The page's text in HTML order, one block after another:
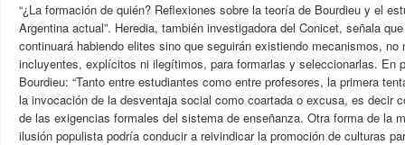
“¿La formación de quién? Reflexiones sobre la teoría de Bourdieu y el
Argentina actual”. Heredia, también investigadora del Conicet, señala
continuará habiendo elites sino que seguirán existiendo mecanismos, no
incluyentes, explícitos ni ilegítimos, para formarlas y seleccionarlas. En
Bourdieu: “Tanto entre estudiantes como entre profesores, la primera
la invocación de la desventaja social como coartada o excusa, es decir
de las exigencias formales del sistema de enseñanza. Otra forma de la
ilusión populista podría conducir a reivindicar la promoción de culturas